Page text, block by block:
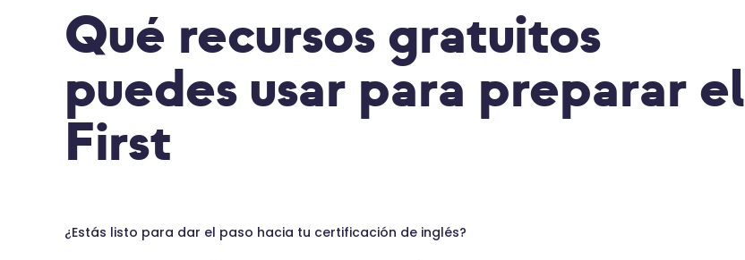
Qué recursos gratuitos
puedes usar para preparar el
First
¿Estás listo para dar el paso hacia tu certificación de inglés?